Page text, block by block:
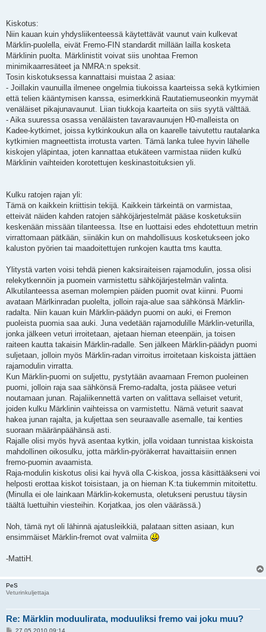
Kiskotus:
Niin kauan kuin yhdysliikenteessä käytettävät vaunut vain kulkevat
Märklin-puolella, eivät Fremo-FIN standardit millään lailla kosketa
Märklinin puolta. Märklinistit voivat siis unohtaa Fremon
minimikaarresäteet ja NMRA:n speksit.
Tosin kiskotuksessa kannattaisi muistaa 2 asiaa:
- Joillakin vaunuilla ilmenee ongelmia tiukoissa kaarteissa sekä kytkimien
että telien kääntymisen kanssa, esimerkkinä Rautatiemuseonkin myymät
venäläiset pikajunavaunut. Liian tiukkoja kaarteita on siis syytä välttää.
- Aika suuressa osassa venäläisten tavaravaunujen H0-malleista on
Kadee-kytkimet, joissa kytkinkoukun alla on kaarelle taivutettu rautalanka
kytkimien magneettista irrotusta varten. Tämä lanka tulee hyvin lähelle
kiskojen yläpintaa, joten kannattaa etukäteen varmistaa niiden kulkú
Märklinin vaihteiden korotettujen keskinastoituksien yli.
Kulku ratojen rajan yli:
Tämä on kaikkein kriittisin tekijä. Kaikkein tärkeintä on varmistaa,
etteivät näiden kahden ratojen sähköjärjestelmät pääse kosketuksiin
keskenään missään tilanteessa. Itse en luottaisi edes ehdotettuun metrin
virrattomaan pätkään, siinäkin kun on mahdollisuus kosketukseen joko
kaluston pyörien tai maadoitettujen runkojen kautta tms kautta.
Ylitystä varten voisi tehdä pienen kaksiraiteisen rajamodulin, jossa olisi
relekytkennöin ja puomein varmistettu sähköjärjestelmän valinta.
Alkutilanteessa aseman molempien päiden puomit ovat kiinni. Puomi
avataan Märlkinradan puolelta, jolloin raja-alue saa sähkönsä Märklin-
radalta. Niin kauan kuin Märklin-päädyn puomi on auki, ei Fremon
puoleista puomia saa auki. Juna vedetään rajamodulille Märklin-veturilla,
jonka jälkeen veturi irroitetaan, ajetaan hieman eteenpäin, ja toisen
raiteen kautta takaisin Märklin-radalle. Sen jälkeen Märklin-päädyn puomi
suljetaan, jolloin myös Märklin-radan virroitus irroitetaan kiskoista jättäen
rajamodulin virratta.
Kun Märklin-puomi on suljettu, pystytään avaamaan Fremon puoleinen
puomi, jolloin raja saa sähkönsä Fremo-radalta, josta pääsee veturi
noutamaan junan. Rajaliikennettä varten on valittava sellaiset veturit,
joiden kulku Märklinin vaihteissa on varmistettu. Nämä veturit saavat
hakea junan rajalta, ja kuljettaa sen seuraavalle asemalle, tai kenties
suoraan määränpäähänsä asti.
Rajalle olisi myös hyvä asentaa kytkin, jolla voidaan tunnistaa kiskoista
mahdollinen oikosulku, jotta märklin-pyöräkerrat havaittaisiin ennen
fremo-puomin avaamista.
Raja-modulin kiskotus olisi kai hyvä olla C-kiskoa, jossa käsittääkseni voi
helposti erottaa kiskot toisistaan, ja on hieman K:ta tiukemmin mitoitettu.
(Minulla ei ole lainkaan Märklin-kokemusta, oletukseni perustuu täysin
täältä luettuihin viesteihin. Korjatkaa, jos olen väärässä.)
Noh, tämä nyt oli lähinnä ajatusleikkiä, palataan sitten asiaan, kun
ensimmäiset Märklin-fremot ovat valmiita
-MattiH.
PeS
Veturinkuljettaja
Re: Märklin moduulirata, moduuliksi fremo vai joku muu?
V27.05.2010 09:14